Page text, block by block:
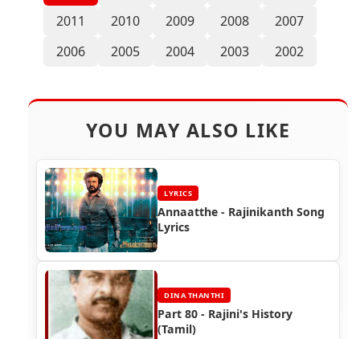
2011
2010 2009 2008
2007
2006
2005 2004 2003 2002
YOU MAY ALSO LIKE
LYRICS
Annaatthe - Rajinikanth Song
Lyrics
DINA THANTHI
Part 80 - Rajini's History
(Tamil)